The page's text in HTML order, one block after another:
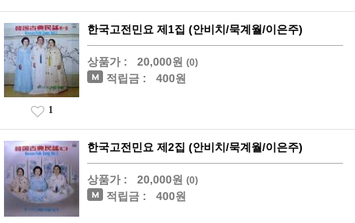
한국고전민요 제1집 (안비치/묵계월/이은주)
상품가 : 20,000원 (0)
적립금 : 400원
1
한국고전민요 제2집 (안비치/묵계월/이은주)
상품가 : 20,000원 (0)
적립금 : 400원